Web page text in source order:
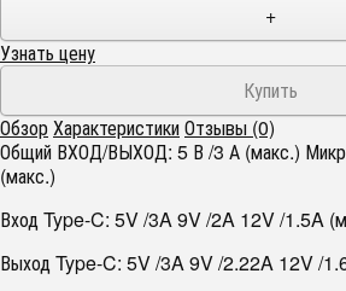
+
Узнать цену
ОбзорХарактеристикиОтзывы (0)
Общий ВХОД/ВЫХОД: 5 В /3 А (макс.)
(макс.)
Вход Type-C: 5V /3A 9V /2A 12V /1.5A
Выход Type-C: 5V /3A 9V /2.22A 12V /